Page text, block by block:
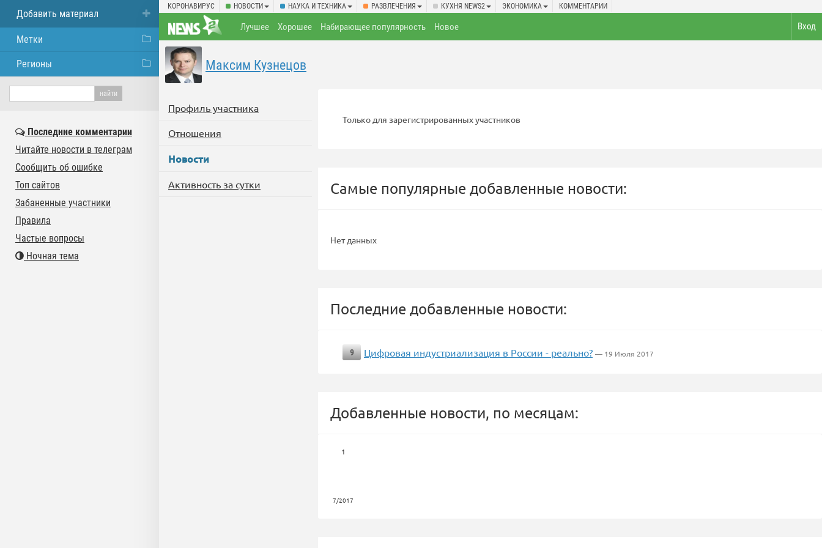
КОРОНАВИРУС НОВОСТИ НАУКА И ТЕХНИКА РАЗВЛЕЧЕНИЯ КУХНЯ NEWS2 ЭКОНОМИКА КОММЕНТАРИИ
Вход
Лучшее Хорошее Набирающее популярность Новое
Максим Кузнецов
Профиль участника
Отношения
Новости
Активность за сутки
Только для зарегистрированных участников
Самые популярные добавленные новости:
Нет данных
Последние добавленные новости:
9 Цифровая индустриализация в России - реально? — 19 Июля 2017
Добавленные новости, по месяцам:
1
7/2017
Добавить материал
Метки
Регионы
Последние комментарии
Читайте новости в телеграм
Сообщить об ошибке
Топ сайтов
Забаненные участники
Правила
Частые вопросы
Ночная тема